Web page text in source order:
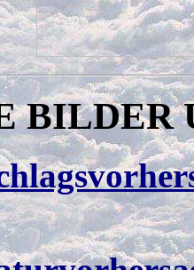
BILDER